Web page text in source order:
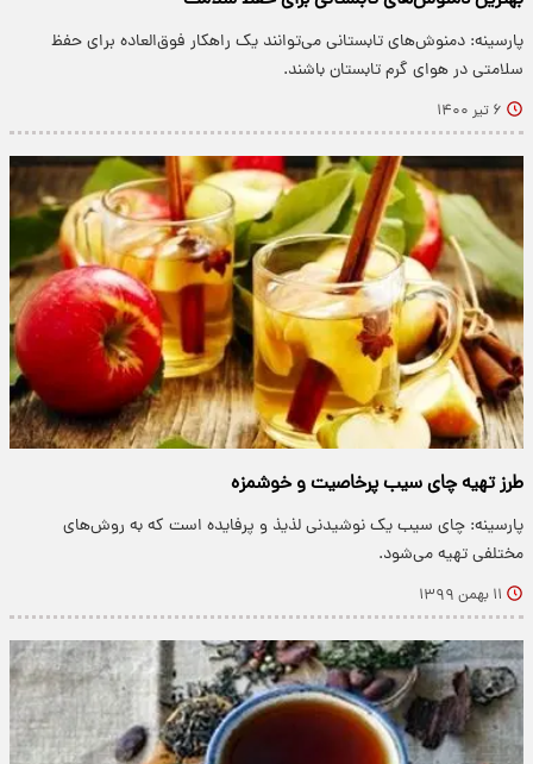
پارسینه: دمنوش‌های تابستانی می‌توانند یک راهکار فوق‌العاده برای حفظ
سلامتی در هوای گرم تابستان باشند.
۶ تیر ۱۴۰۰
طرز تهیه چای سیب پرخاصیت و خوشمزه
پارسینه: چای سیب یک نوشیدنی لذیذ و پرفایده است که به روش‌های
مختلفی تهیه می‌شود.
۱۱ بهمن ۱۳۹۹